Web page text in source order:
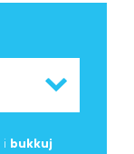
i bukkuj